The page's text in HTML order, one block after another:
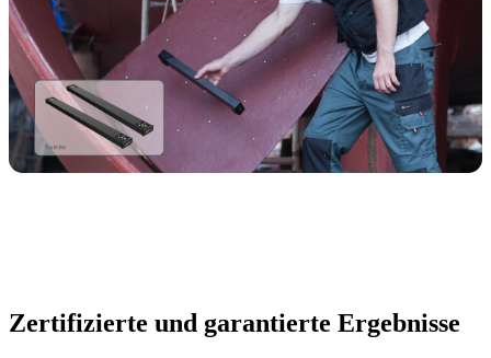
Zertifizierte und garantierte Ergebnisse